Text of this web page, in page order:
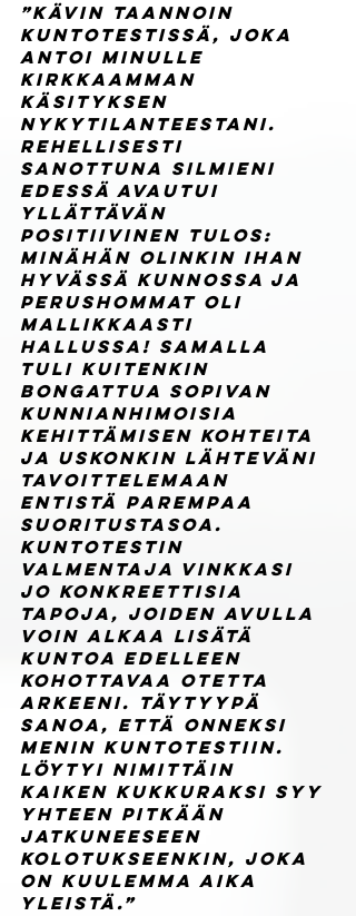
”Kävin taannoin
kuntotestissä, joka
antoi minulle
kirkkaamman
käsityksen
nykytilanteestani.
Rehellisesti
sanottuna silmieni
edessä avautui
yllättävän
positiivinen tulos:
minähän olinkin ihan
hyvässä kunnossa ja
perushommat oli
mallikkaasti
hallussa! Samalla
tuli kuitenkin
bongattua sopivan
kunnianhimoisia
kehittämisen kohteita
ja uskonkin lähteväni
tavoittelemaan
entistä parempaa
suoritustasoa.
Kuntotestin
valmentaja vinkkasi
jo konkreettisia
tapoja, joiden avulla
voin alkaa lisätä
kuntoa edelleen
kohottavaa otetta
arkeeni. Täytyypä
sanoa, että onneksi
menin kuntotestiin.
Löytyi nimittäin
kaiken kukkuraksi syy
yhteen pitkään
jatkuneeseen
kolotukseenkin, joka
on kuulemma aika
yleistä.”